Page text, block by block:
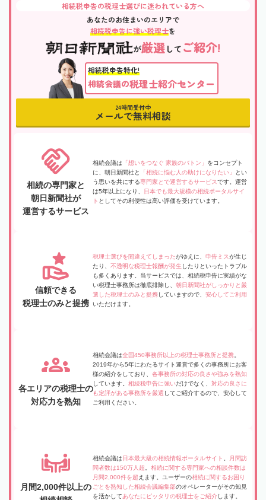
相続税申告の税理士選びに迷われている方へ
あなたのお住まいのエリアで
相続税申告に強い税理士を
が厳選して ご紹介!
相続税申告特化!
相続会議の税理士紹介センター
24時間受付中
メールで無料相談
相続の専門家と
朝日新聞社が
運営するサービス
相続会議は 「想いをつなぐ 家族のバトン」 をコンセプト
に、朝日新聞社と
「相続に悩む人の助けになりたい」
とい
う思いを共にする専門家とで運営するサービスです。運営
は5年以上になり、
日本でも最大規模の相続ポータルサイ
ト としてその利便性は高い評価を受けています。
信頼できる
税理士のみと提携
税理士選びを間違えてしまったがゆえに、 申告ミスが生じ
たり、 不透明な税理士報酬が発生 したりといったトラブル
も多くあります。当サービスでは、相続税申告に実績がな
い税理士事務所は徹底排除し、 朝日新聞社がしっかりと厳
選した税理士のみと提携していますので、 安心してご利用
いただけます。
各エリアの税理士の
対応力を熟知
相続会議は全国450事務所以上の税理士事務所と提携
2019年から5年にわたるサイト運営で多くの事務所にお客
様の紹介をしており、 各事務所の対応の良さや強みを熟知
しています。 相続税申告に強いだけでなく、 対応の良さに
も定評がある事務所を厳選 してご紹介するので、安心して
ご利用ください。
月間2,000件以上の
相続会議は 日本最大級の相続情報ポータルサイト
月間訪
問者数は150万人超
相続に関する専門家への相談件数は
月間2,000件を超 えます。ユーザーの相続に関するお困り
ごとを熟知した相続会議編集部のオペレーターがその知見
を活かしてあなたにピッタリの税理士をご紹介 します。